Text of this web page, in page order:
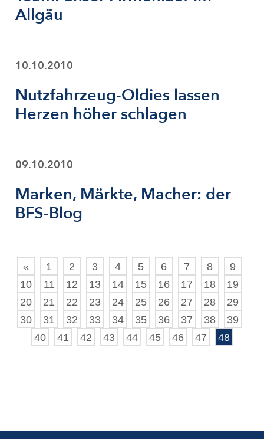
Allgäu
10.10.2010
Nutzfahrzeug-Oldies lassen
Herzen höher schlagen
09.10.2010
Marken, Märkte, Macher: der
BFS-Blog
« 1 2 3 4 5 6 7 8
9
10
11 12 13 14 15 16 17 18
19
20
21 22 23 24 25 26 27 28
29
30
31 32 33 34 35 36 37 38
39
40
41 42 43 44 45 46 47 48